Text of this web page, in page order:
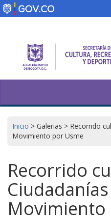
Pasar
al
Inicio > Galerias > Recorrido
Movimiento por Usme
Recorrido
Movimiento